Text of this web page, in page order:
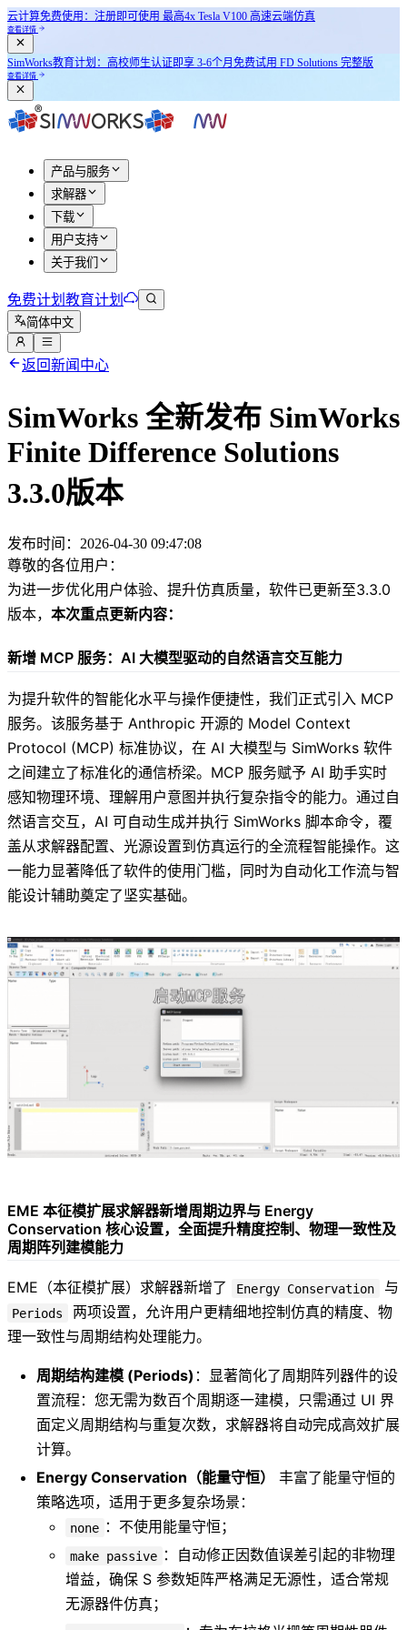
云计算免费使用：注册即可使用 最高4x Tesla V100 高速云端仿真
查看详情
SimWorks教育计划： 高校师生认证即享 3-6个月免费试用 FD Solutions 完整版
查看详情
产品与服务
求解器
下载
用户支持
关于我们
免费计划 教育计划
简体中文
返回新闻中心
SimWorks 全新发布 SimWorks
Finite Difference Solutions
3.3.0版本
发布时间：2026-04-30 09:47:08
尊敬的各位用户：
为进一步优化用户体验、提升仿真质量，软件已更新至3.3.0
版本， 本次重点更新内容：
新增 MCP 服务：AI 大模型驱动的自然语言交互能力
为提升软件的智能化水平与操作便捷性，我们正式引入 MCP
服务。该服务基于 Anthropic 开源的 Model Context
Protocol (MCP) 标准协议，在 AI 大模型与 SimWorks 软件
之间建立了标准化的通信桥梁。MCP 服务赋予 AI 助手实时
感知物理环境、理解用户意图并执行复杂指令的能力。通过自
然语言交互，AI 可自动生成并执行 SimWorks 脚本命令，覆
盖从求解器配置、光源设置到仿真运行的全流程智能操作。这
一能力显著降低了软件的使用门槛，同时为自动化工作流与智
能设计辅助奠定了坚实基础。
EME 本征模扩展求解器新增周期边界与 Energy
Conservation 核心设置，全面提升精度控制、物理一致性及
周期阵列建模能力
EME（本征模扩展）求解器新增了 Energy Conservation 与
Periods
两项设置，允许用户更精细地控制仿真的精度、物
理一致性与周期结构处理能力。
周期结构建模 (Periods) ：显著简化了周期阵列器件的设
置流程：您无需为数百个周期逐一建模，只需通过 UI 界
面定义周期结构与重复次数，求解器将自动完成高效扩展
计算。
Energy Conservation（能量守恒）
丰富了能量守恒的
策略选项，适用于更多复杂场景：
none ：不使用能量守恒；
make passive ：自动修正因数值误差引起的非物理
增益，确保 S 参数矩阵严格满足无源性，适合常规
无源器件仿真；